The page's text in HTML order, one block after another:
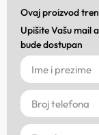
Ovaj proizvod
Upišite Vašu mail
bude dostupan